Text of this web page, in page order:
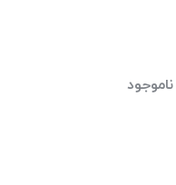
ناموجود